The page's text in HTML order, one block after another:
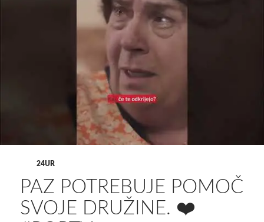
24UR
PAZ POTREBUJE POMOČ
SVOJE DRUŽINE. ❤️